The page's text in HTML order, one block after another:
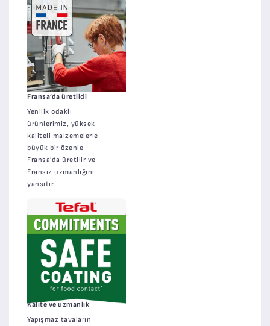
Fransa’da üretildi
Yenilik odaklı
ürünlerimiz, yüksek
kaliteli malzemelerle
büyük bir özenle
Fransa’da üretilir ve
Fransız uzmanlığını
yansıtır.
Kalite ve uzmanlık
Yapışmaz tavaların